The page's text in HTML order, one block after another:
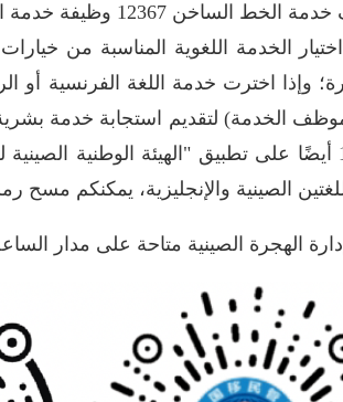
ابتداءً من 11 ديسمبر
عند الاتصال بالرقم +86-10-12367 اختيار الخدمة
وإذا اخترت خدمة اللغة الفرنسية أو
موظف الخدمة) لتقديم استجابة خدمة
الصينية والإنجليزية، يمكنكم مسح